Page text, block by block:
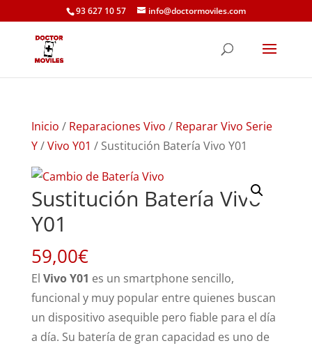
93 627 10 57 info@doctormoviles.com
Inicio / Reparaciones Vivo / Reparar Vivo Serie
Y/Vivo Y01 / Sustitución Batería Vivo Y01
Sustitución Batería Vivo
Y01
59,00€
El Vivo Y01 es un smartphone sencillo,
funcional y muy popular entre quienes buscan
un dispositivo asequible pero fiable para el día
a día. Su batería de gran capacidad es uno de